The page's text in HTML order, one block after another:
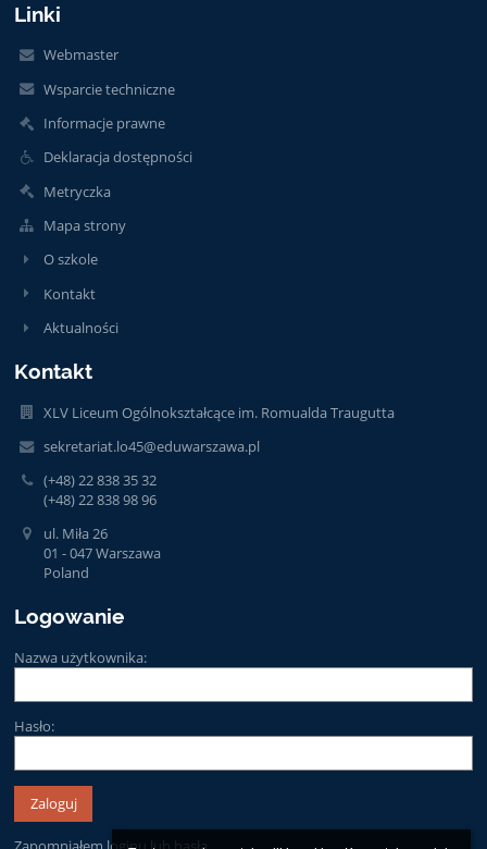
Linki
Webmaster
Wsparcie techniczne
Informacje prawne
Deklaracja dostępności
Metryczka
Mapa strony
O szkole
Kontakt
Aktualności
Kontakt
XLV Liceum Ogólnokształcące im. Romualda Traugutta
sekretariat.lo45@eduwarszawa.pl
(+48) 22 838 35 32
(+48) 22 838 98 96
ul. Miła 26
01 - 047 Warszawa
Poland
Logowanie
Nazwa użytkownika:
Hasło: